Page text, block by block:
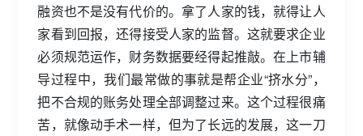
融资也不是没有代价的。拿了人家的钱，就得让人
家看到回报，还得接受人家的监督。这就要求企业
必须规范运作，财务数据要经得起推敲。在上市辅
导过程中，我们最常做的事就是帮企业“挤水分”，
把不合规的账务处理全部调整过来。这个过程很痛
苦，就像动手术一样，但为了长远的发展，这一刀